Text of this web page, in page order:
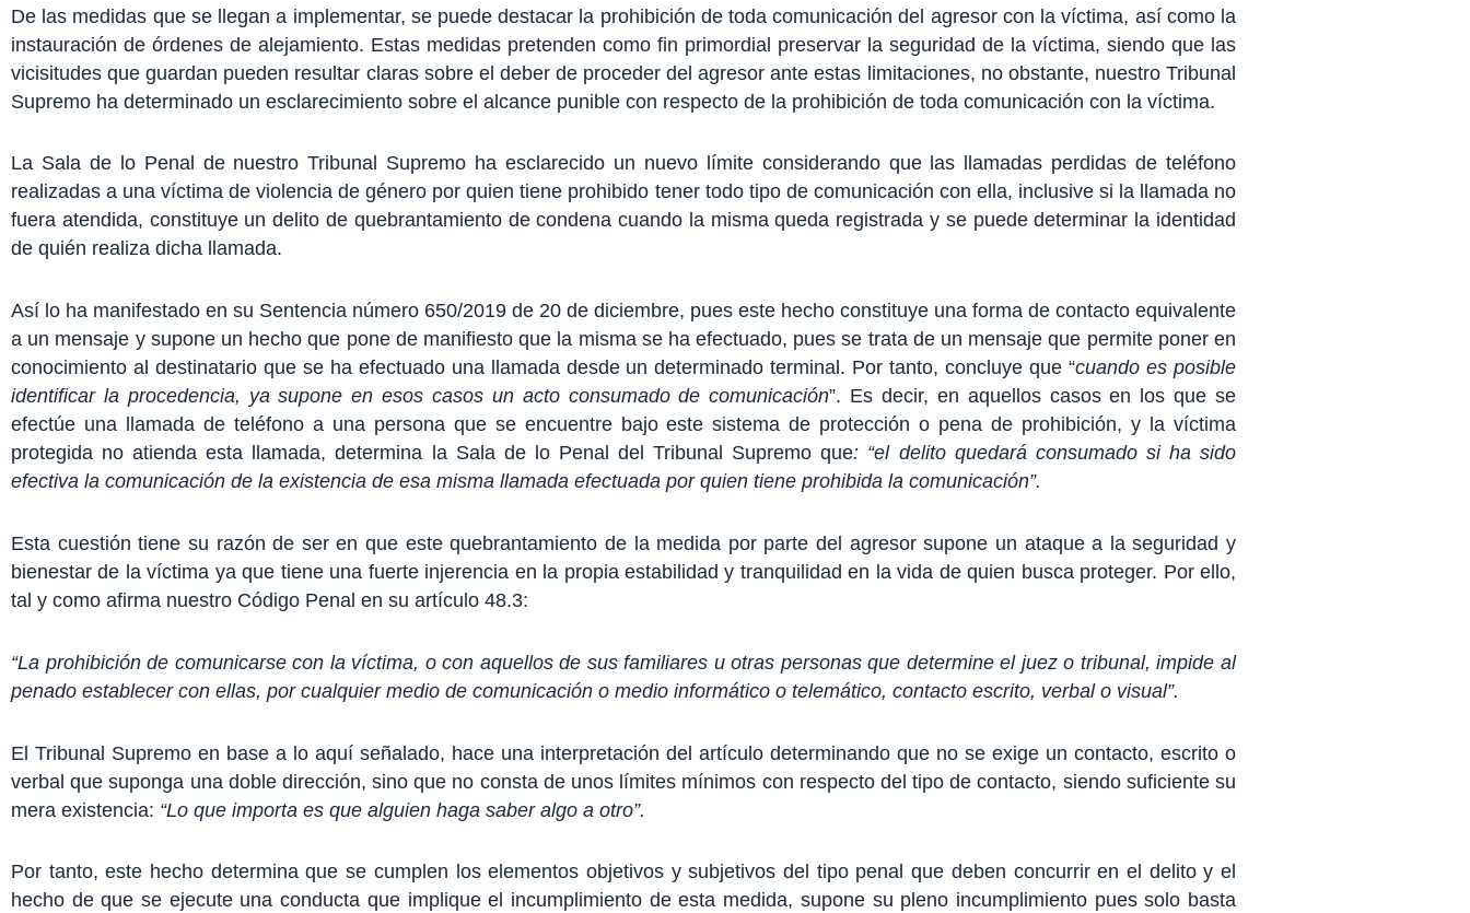
De las medidas que se llegan a implementar, se puede destacar la prohibición de toda comunicación del agresor con la víctima, así como la
instauración de órdenes de alejamiento. Estas medidas pretenden como fin primordial preservar la seguridad de la víctima, siendo que las
vicisitudes que guardan pueden resultar claras sobre el deber de proceder del agresor ante estas limitaciones, no obstante, nuestro Tribunal
Supremo ha determinado un esclarecimiento sobre el alcance punible con respecto de la prohibición de toda comunicación con la víctima.
La Sala de lo Penal de nuestro Tribunal Supremo ha esclarecido un nuevo límite considerando que las llamadas perdidas de teléfono
realizadas a una víctima de violencia de género por quien tiene prohibido tener todo tipo de comunicación con ella, inclusive si la llamada no
fuera atendida, constituye un delito de quebrantamiento de condena cuando la misma queda registrada y se puede determinar la identidad
de quién realiza dicha llamada.
Así lo ha manifestado en su Sentencia número 650/2019 de 20 de diciembre, pues este hecho constituye una forma de contacto equivalente
a un mensaje y supone un hecho que pone de manifiesto que la misma se ha efectuado, pues se trata de un mensaje que permite poner en
conocimiento al destinatario que se ha efectuado una llamada desde un determinado terminal. Por tanto, concluye que “cuando es posible
identificar la procedencia, ya supone en esos casos un acto consumado de comunicación”. Es decir, en aquellos casos en los que se
efectúe una llamada de teléfono a una persona que se encuentre bajo este sistema de protección o pena de prohibición, y la víctima
protegida no atienda esta llamada, determina la Sala de lo Penal del Tribunal Supremo que: “el delito quedará consumado si ha sido
efectiva la comunicación de la existencia de esa misma llamada efectuada por quien tiene prohibida la comunicación”.
Esta cuestión tiene su razón de ser en que este quebrantamiento de la medida por parte del agresor supone un ataque a la seguridad y
bienestar de la víctima ya que tiene una fuerte injerencia en la propia estabilidad y tranquilidad en la vida de quien busca proteger. Por ello,
tal y como afirma nuestro Código Penal en su artículo 48.3:
“La prohibición de comunicarse con la víctima, o con aquellos de sus familiares u otras personas que determine el juez o tribunal, impide al
penado establecer con ellas, por cualquier medio de comunicación o medio informático o telemático, contacto escrito, verbal o visual”.
El Tribunal Supremo en base a lo aquí señalado, hace una interpretación del artículo determinando que no se exige un contacto, escrito o
verbal que suponga una doble dirección, sino que no consta de unos límites mínimos con respecto del tipo de contacto, siendo suficiente su
mera existencia: “Lo que importa es que alguien haga saber algo a otro”.
Por tanto, este hecho determina que se cumplen los elementos objetivos y subjetivos del tipo penal que deben concurrir en el delito y el
hecho de que se ejecute una conducta que implique el incumplimiento de esta medida, supone su pleno incumplimiento pues solo basta